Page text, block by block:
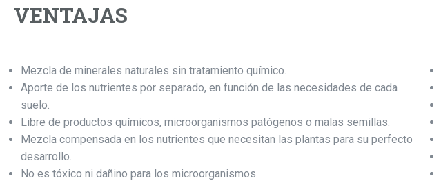
VENTAJAS
Mezcla de minerales naturales sin tratamiento químico.
Aporte de los nutrientes por separado, en función de las necesidades de cada
suelo.
Libre de productos químicos, microorganismos patógenos o malas semillas.
Mezcla compensada en los nutrientes que necesitan las plantas para su perfecto
desarrollo.
No es tóxico ni dañino para los microorganismos.